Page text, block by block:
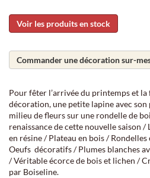
Voir les produits en stock
Commander une décoration sur-
Pour fêter l’arrivée du printemps et la
décoration, une petite lapine avec
milieu de fleurs sur une rondelle de
renaissance de cette nouvelle saison
en résine / Plateau en bois /
Oeufs décoratifs / Plumes blanches
/ Véritable écorce de bois et lichen /
par Boiseline.